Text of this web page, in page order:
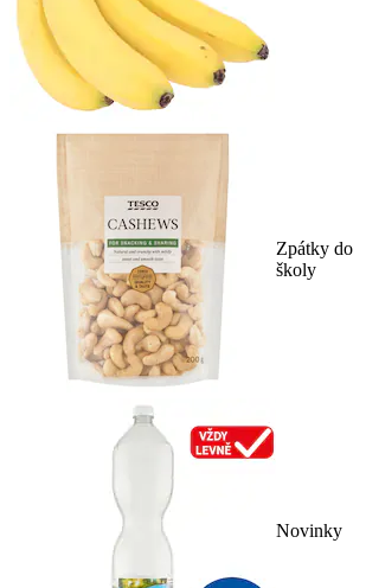
Zpátky do
školy
Novinky